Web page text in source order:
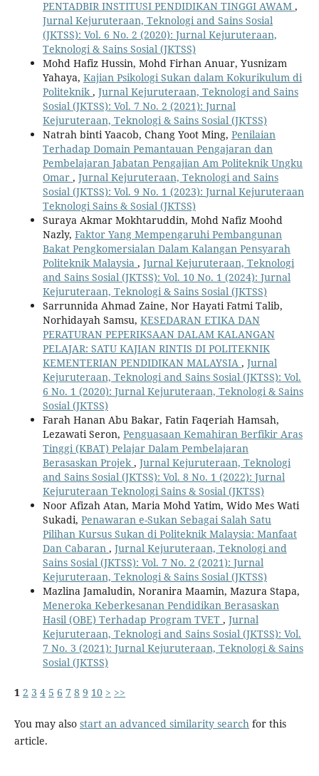
PENTADBIR INSTITUSI PENDIDIKAN TINGGI AWAM ,
Jurnal Kejuruteraan, Teknologi and Sains Sosial
(JKTSS): Vol. 6 No. 2 (2020): Jurnal Kejuruteraan,
Teknologi & Sains Sosial (JKTSS)
Mohd Hafiz Hussin, Mohd Firhan Anuar, Yusnizam
Yahaya, Kajian Psikologi Sukan dalam Kokurikulum di
Politeknik , Jurnal Kejuruteraan, Teknologi and Sains
Sosial (JKTSS): Vol. 7 No. 2 (2021): Jurnal
Kejuruteraan, Teknologi & Sains Sosial (JKTSS)
Natrah binti Yaacob, Chang Yoot Ming, Penilaian
Terhadap Domain Pemantauan Pengajaran dan
Pembelajaran Jabatan Pengajian Am Politeknik Ungku
Omar , Jurnal Kejuruteraan, Teknologi and Sains
Sosial (JKTSS): Vol. 9 No. 1 (2023): Jurnal Kejuruteraan
Teknologi Sains & Sosial (JKTSS)
Suraya Akmar Mokhtaruddin, Mohd Nafiz Moohd
Nazly, Faktor Yang Mempengaruhi Pembangunan
Bakat Pengkomersialan Dalam Kalangan Pensyarah
Politeknik Malaysia , Jurnal Kejuruteraan, Teknologi
and Sains Sosial (JKTSS): Vol. 10 No. 1 (2024): Jurnal
Kejuruteraan, Teknologi & Sains Sosial (JKTSS)
Sarrunnida Ahmad Zaine, Nor Hayati Fatmi Talib,
Norhidayah Samsu, KESEDARAN ETIKA DAN
PERATURAN PEPERIKSAAN DALAM KALANGAN
PELAJAR: SATU KAJIAN RINTIS DI POLITEKNIK
KEMENTERIAN PENDIDIKAN MALAYSIA , Jurnal
Kejuruteraan, Teknologi and Sains Sosial (JKTSS): Vol.
6 No. 1 (2020): Jurnal Kejuruteraan, Teknologi & Sains
Sosial (JKTSS)
Farah Hanan Abu Bakar, Fatin Faqeriah Hamsah,
Lezawati Seron, Penguasaan Kemahiran Berfikir Aras
Tinggi (KBAT) Pelajar Dalam Pembelajaran
Berasaskan Projek , Jurnal Kejuruteraan, Teknologi
and Sains Sosial (JKTSS): Vol. 8 No. 1 (2022): Jurnal
Kejuruteraan Teknologi Sains & Sosial (JKTSS)
Noor Afizah Atan, Maria Mohd Yatim, Wido Mes Wati
Sukadi, Penawaran e-Sukan Sebagai Salah Satu
Pilihan Kursus Sukan di Politeknik Malaysia: Manfaat
Dan Cabaran , Jurnal Kejuruteraan, Teknologi and
Sains Sosial (JKTSS): Vol. 7 No. 2 (2021): Jurnal
Kejuruteraan, Teknologi & Sains Sosial (JKTSS)
Mazlina Jamaludin, Noranira Maamin, Mazura Stapa,
Meneroka Keberkesanan Pendidikan Berasaskan
Hasil (OBE) Terhadap Program TVET , Jurnal
Kejuruteraan, Teknologi and Sains Sosial (JKTSS): Vol.
7 No. 3 (2021): Jurnal Kejuruteraan, Teknologi & Sains
Sosial (JKTSS)
1 2 3 4 5 6 7 8 9 10 > >>
You may also start an advanced similarity searchfor this
article.